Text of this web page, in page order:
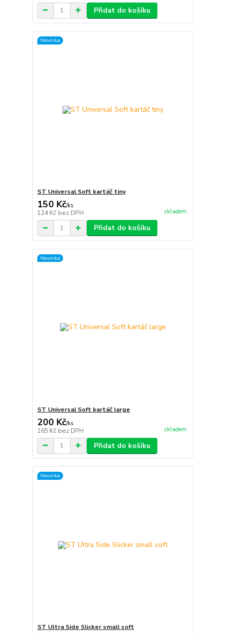
Přidat do košíku
Novinka
ST Universal Soft kartáč tiny
150 Kč/ks
124 Kč bez DPH skladem
Přidat do košíku
Novinka
ST Universal Soft kartáč large
200 Kč/ks
165 Kč bez DPH skladem
Přidat do košíku
Novinka
ST Ultra Side Slicker small soft